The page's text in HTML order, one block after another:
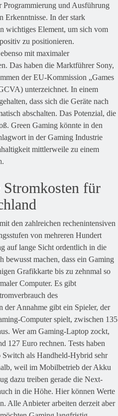
Programmierung und Ausführung
Erkenntnisse. In der stark
wichtiges Element, um sich vom
zu positionieren.
mit maximaler
Das haben die Marktführer Sony,
der EU-Kommission „Games
unterzeichnet. In einem
dass sich die Geräte nach
abschalten. Das Potenzial, die
Green Gaming könnte in den
in der Gaming Industrie
mittlerweile zu einem
für
den zahlreichen rechenintensiven
von mehreren Hundert
auf lange Sicht ordentlich in die
bewusst machen, dass ein Gaming
Grafikkarte bis zu zehnmal so
Computer. Es gibt
des
der Annahme gibt ein Spieler, der
Computer spielt, zwischen 135
Wer am Gaming-Laptop zockt,
127 Euro rechnen. Tests haben
Switch als Handheld-Hybrid sehr
weil im Mobilbetrieb der Akku
dazu treiben gerade die Next-
in die Höhe. Hier können Werte
Alle Anbieter arbeiten derzeit aber